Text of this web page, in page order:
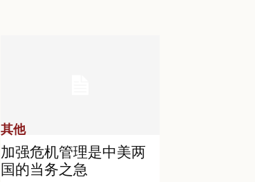
其他
加强危机管理是中美两
国的当务之急